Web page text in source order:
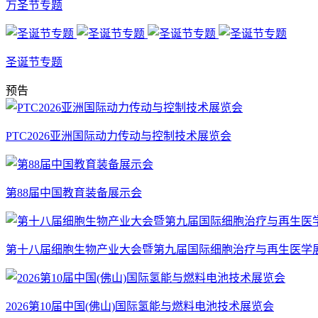
万圣节专题
圣诞节专题
预告
PTC2026亚洲国际动力传动与控制技术展览会
第88届中国教育装备展示会
第十八届细胞生物产业大会暨第九届国际细胞治疗与再生医学
2026第10届中国(佛山)国际氢能与燃料电池技术展览会